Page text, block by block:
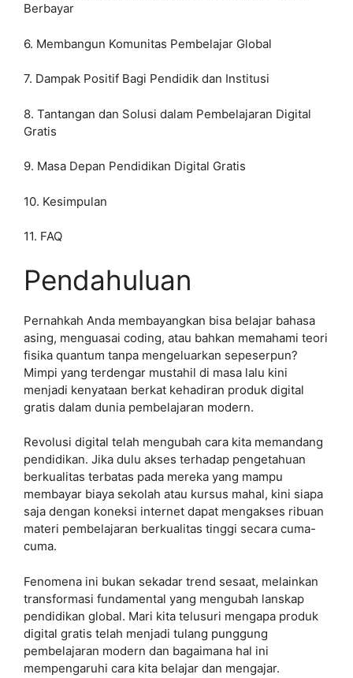
Berbayar
6. Membangun Komunitas Pembelajar Global
7. Dampak Positif Bagi Pendidik dan Institusi
8. Tantangan dan Solusi dalam Pembelajaran Digital
Gratis
9. Masa Depan Pendidikan Digital Gratis
10. Kesimpulan
11. FAQ
Pendahuluan
Pernahkah Anda membayangkan bisa belajar bahasa
asing, menguasai coding, atau bahkan memahami teori
fisika quantum tanpa mengeluarkan sepeserpun?
Mimpi yang terdengar mustahil di masa lalu kini
menjadi kenyataan berkat kehadiran produk digital
gratis dalam dunia pembelajaran modern.
Revolusi digital telah mengubah cara kita memandang
pendidikan. Jika dulu akses terhadap pengetahuan
berkualitas terbatas pada mereka yang mampu
membayar biaya sekolah atau kursus mahal, kini siapa
saja dengan koneksi internet dapat mengakses ribuan
materi pembelajaran berkualitas tinggi secara cuma-
cuma.
Fenomena ini bukan sekadar trend sesaat, melainkan
transformasi fundamental yang mengubah lanskap
pendidikan global. Mari kita telusuri mengapa produk
digital gratis telah menjadi tulang punggung
pembelajaran modern dan bagaimana hal ini
mempengaruhi cara kita belajar dan mengajar.